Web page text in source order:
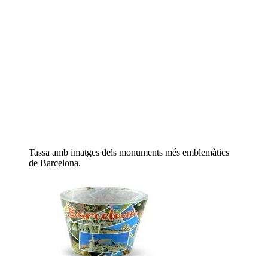
Tassa amb imatges dels monuments més emblemàtics
de Barcelona.